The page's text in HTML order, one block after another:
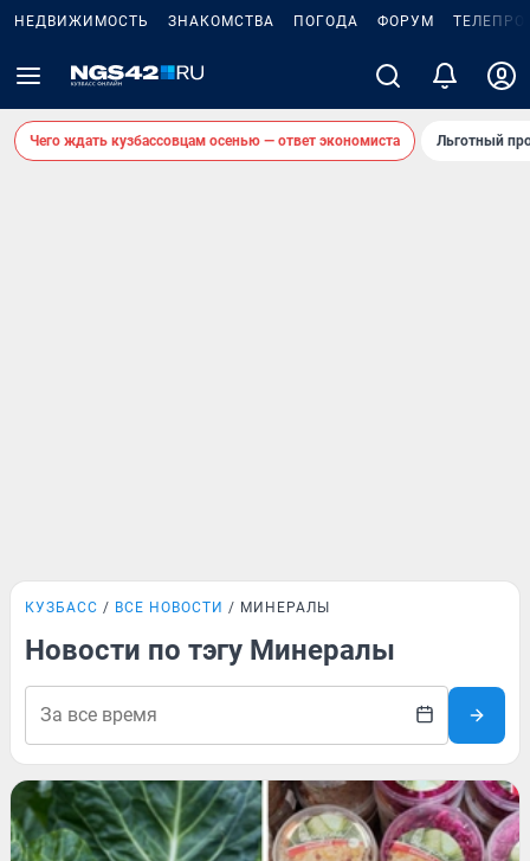
НЕДВИЖИМОСТЬ ЗНАКОМСТВА ПОГОДА ФОРУМ
Чего ждать кузбассовцам осенью — ответ экономиста Льготный
КУЗБАСС ВСЕ НОВОСТИ МИНЕРАЛЫ
Новости по тэгу Минералы